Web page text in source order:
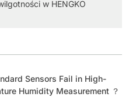
w HENGKO
Sensors Fail in High-
Humidity Measurement ？